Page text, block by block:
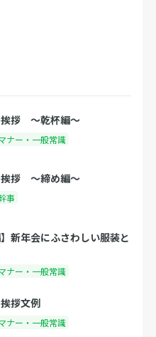
挨拶 〜乾杯編〜
ナー・一般常識
挨拶 〜締め編〜
事
】新年会にふさわしい服装と
ナー・一般常識
拶文例
ナー・一般常識